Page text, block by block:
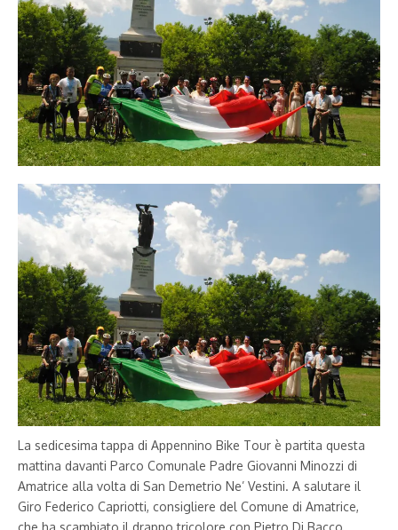
La sedicesima tappa di Appennino Bike Tour è partita questa
mattina davanti Parco Comunale Padre Giovanni Minozzi di
Amatrice alla volta di San Demetrio Ne’ Vestini. A salutare il
Giro Federico Capriotti, consigliere del Comune di Amatrice,
che ha scambiato il drappo tricolore con Pietro Di Bacco,